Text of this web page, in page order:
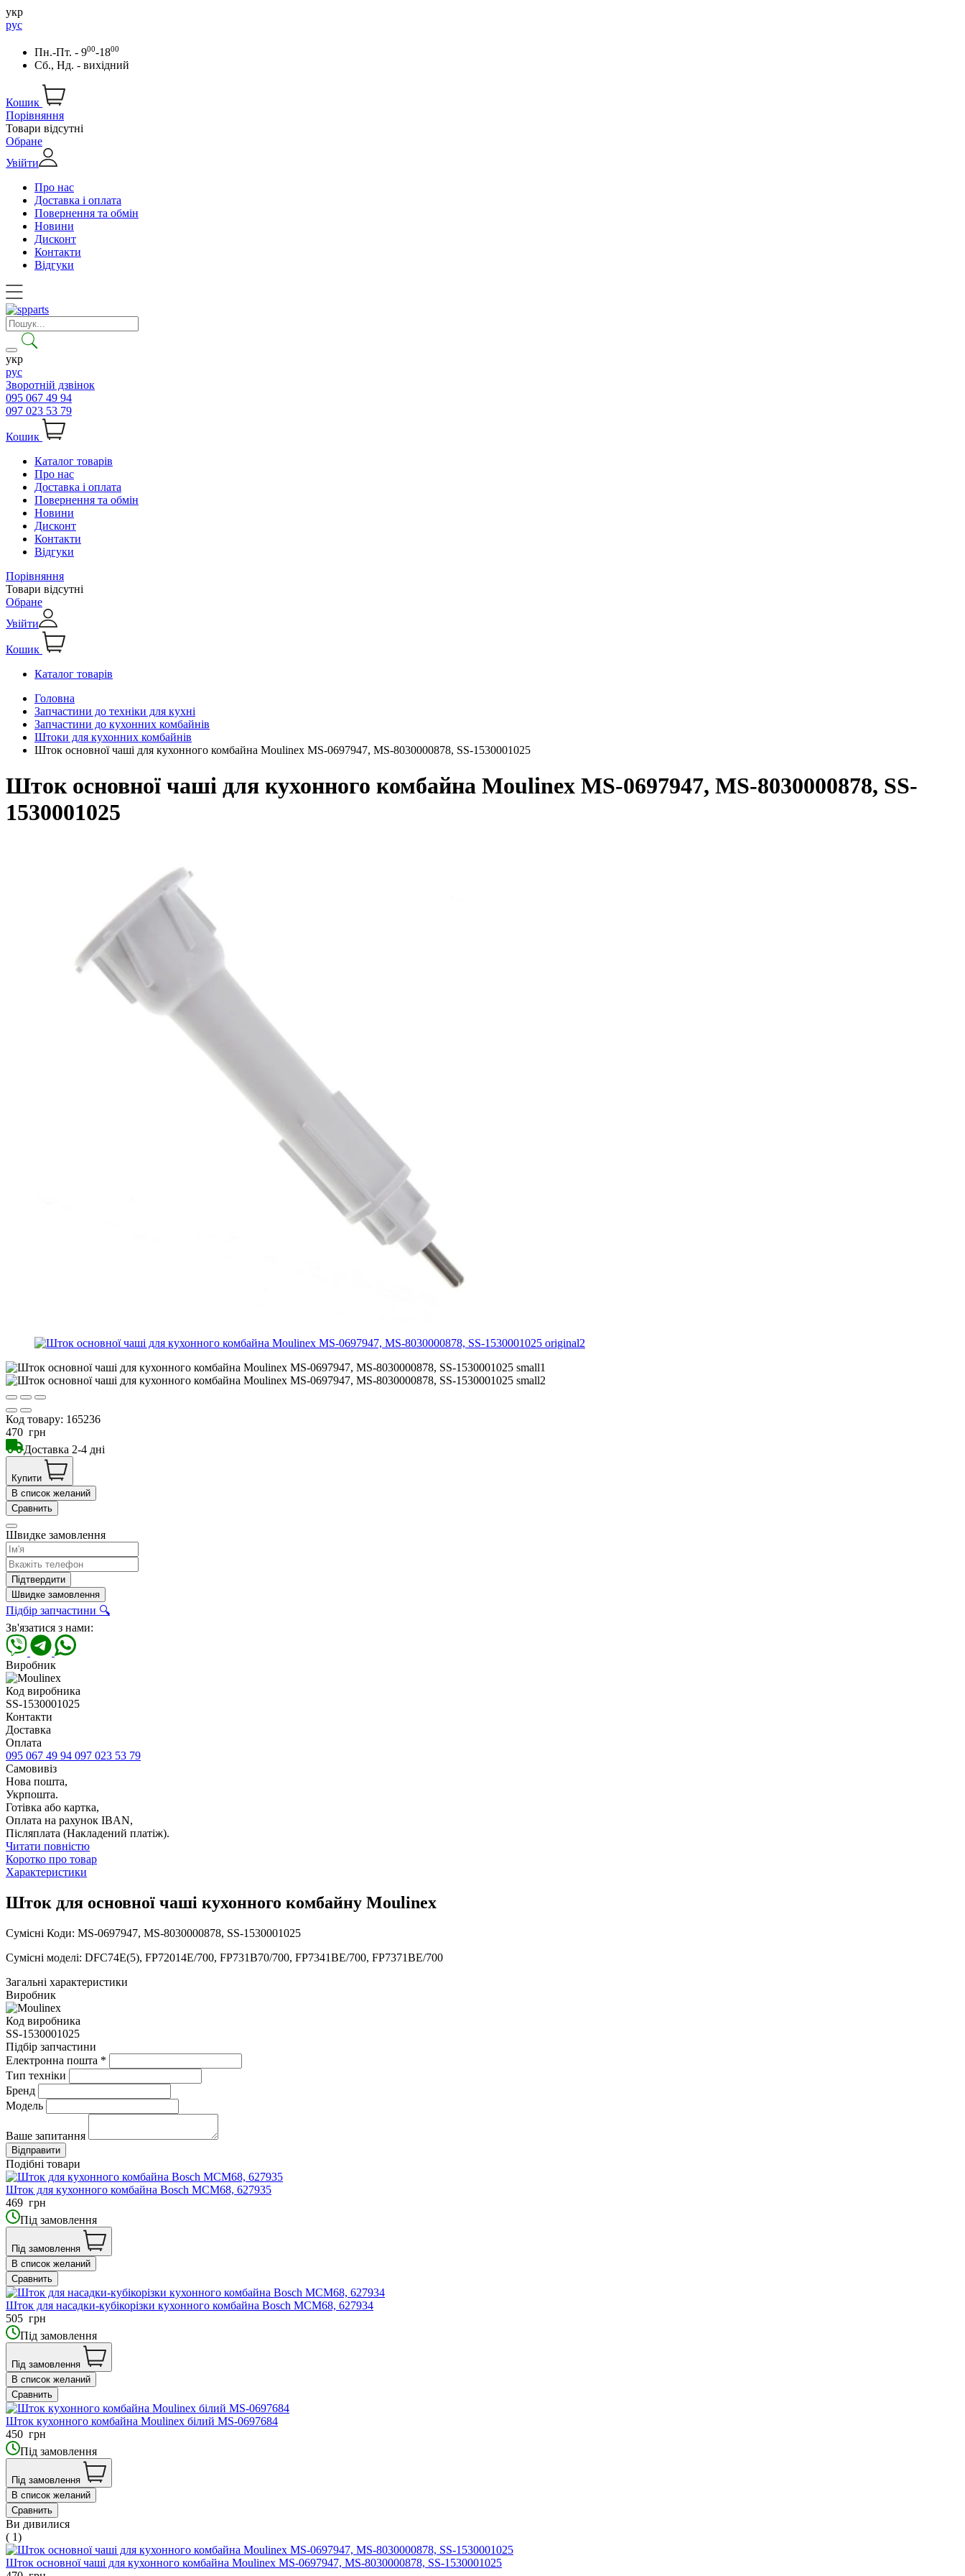
укр
рус
Пн.-Пт. - 900-1800
Сб., Нд. - вихідний
Кошик
Порівняння
Товари відсутні
Обране
Увійти
Про нас
Доставка і оплата
Повернення та обмін
Новини
Дисконт
Контакти
Відгуки
укр
рус
Зворотній дзвінок
095 067 49 94
097 023 53 79
Кошик
Каталог товарів
Про нас
Доставка і оплата
Повернення та обмін
Новини
Дисконт
Контакти
Відгуки
Порівняння
Товари відсутні
Обране
Увійти
Кошик
Каталог товарів
Головна
Запчастини до техніки для кухні
Запчастини до кухонних комбайнів
Штоки для кухонних комбайнів
Шток основної чаші для кухонного комбайна Moulinex MS-0697947, MS-8030000878, SS-1530001025
Шток основної чаші для кухонного комбайна Moulinex MS-0697947, MS-8030000878, SS-
1530001025
Код товару: 165236
470 грн
Доставка 2-4 дні
Купити
В список желаний
Сравнить
Швидке замовлення
Підтвердити
Швидке замовлення
Підбір запчастини 🔍
Зв'язатися з нами:
Виробник
Код виробника
SS-1530001025
Контакти
Доставка
Оплата
095 067 49 94 097 023 53 79
Самовивіз
Нова пошта,
Укрпошта.
Готівка або картка,
Оплата на рахунок IBAN,
Післяплата (Накладений платіж).
Читати повністю
Коротко про товар
Характеристики
Шток для основної чаші кухонного комбайну Moulinex
Сумісні Коди: MS-0697947, MS-8030000878, SS-1530001025
Сумісні моделі: DFC74E(5), FP72014E/700, FP731B70/700, FP7341BE/700, FP7371BE/700
Загальні характеристики
Виробник
Код виробника
SS-1530001025
Підбір запчастини
Електронна пошта *
Тип техніки
Бренд
Модель
Ваше запитання
Подібні товари
Шток для кухонного комбайна Bosch MCM68, 627935
469 грн
Під замовлення
Під замовлення
В список желаний
Сравнить
Шток для насадки-кубікорізки кухонного комбайна Bosch MCM68, 627934
505 грн
Під замовлення
Під замовлення
В список желаний
Сравнить
Шток кухонного комбайна Moulinex білий MS-0697684
450 грн
Під замовлення
Під замовлення
В список желаний
Сравнить
Ви дивилися
( 1)
Шток основної чаші для кухонного комбайна Moulinex MS-0697947, MS-8030000878, SS-1530001025